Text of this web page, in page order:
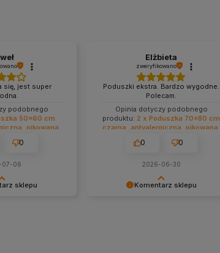
sklepu
się, jest super
podobnego
50x60 cm
pikowana,
0
07-06
Komentarz sklepu
Elżbieta
zweryfikowano
Poduszki ekstra. Bardzo wygodne.
Polecam.
Opinia dotyczy podobnego
produktu: 2 x Poduszka 70x80 cm
czarna, antyalergiczna, pikowana,
0 0
2026-06-30